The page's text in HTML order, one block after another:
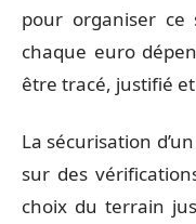
pour organiser ce
chaque euro
être tracé, justifié
La sécurisation
sur des
choix du terrain